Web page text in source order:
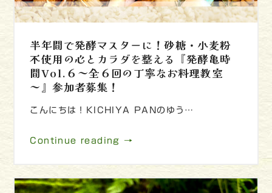
半年間で発酵マスターに！砂糖・小麦粉
不使用の心とカラダを整える『発酵亀時
間Vol.６～全６回の丁寧なお料理教室
～』参加者募集！
こんにちは！KICHIYA PANのゆう…
Continue reading →